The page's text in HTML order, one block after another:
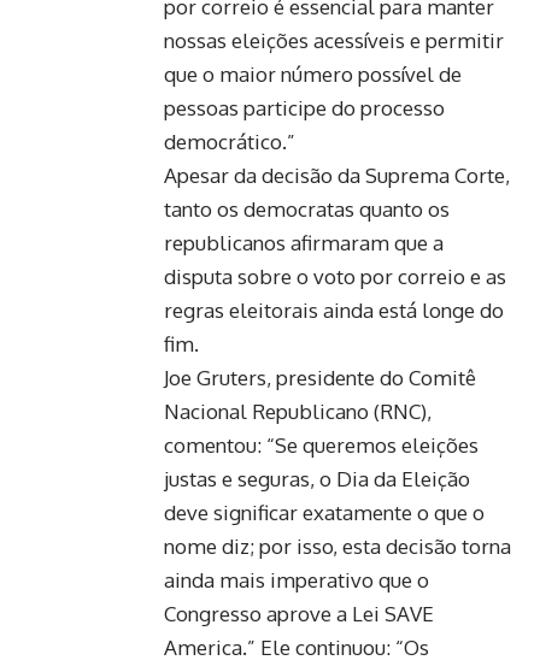
por correio é essencial para manter
nossas eleições acessíveis e permitir
que o maior número possível de
pessoas participe do processo
democrático.”
Apesar da decisão da Suprema Corte,
tanto os democratas quanto os
republicanos afirmaram que a
disputa sobre o voto por correio e as
regras eleitorais ainda está longe do
fim.
Joe Gruters, presidente do Comitê
Nacional Republicano (RNC),
comentou: “Se queremos eleições
justas e seguras, o Dia da Eleição
deve significar exatamente o que o
nome diz; por isso, esta decisão torna
ainda mais imperativo que o
Congresso aprove a Lei SAVE
America.” Ele continuou: “Os